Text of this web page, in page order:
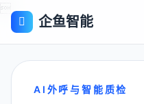

企鱼智能
AI外呼与智能质检